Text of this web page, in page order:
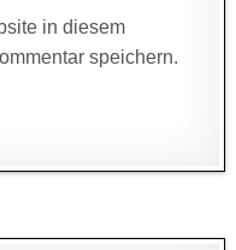
in diesem
speichern.